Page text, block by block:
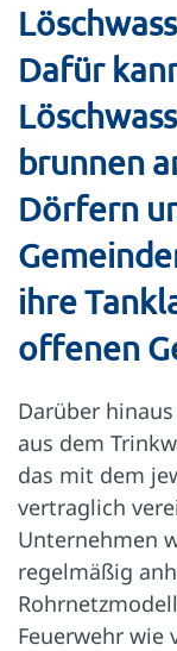
Dafür
brunnen
Dörfern
ihre
offenen
Darüber
aus dem
das mit dem
vertraglich
Unternehmen
regelmäßig
Feuerwehr wie